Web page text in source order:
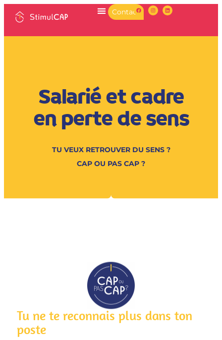
Contact
Salarié et cadre
en perte de sens
TU VEUX RETROUVER DU SENS ?
CAP OU PAS CAP ?
Tu ne te reconnais plus dans ton
poste